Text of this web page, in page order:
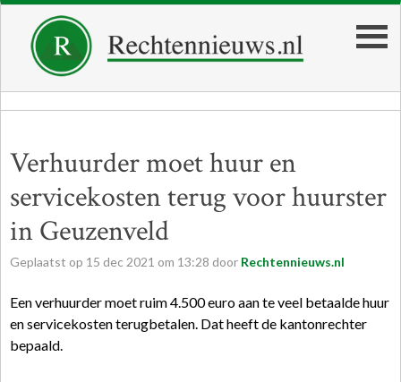
Verhuurder moet huur en
servicekosten terug voor huurster
in Geuzenveld
Geplaatst op 15 dec 2021 om 13:28 door Rechtennieuws.nl
Een verhuurder moet ruim 4.500 euro aan te veel betaalde huur
en servicekosten terugbetalen. Dat heeft de kantonrechter
bepaald.